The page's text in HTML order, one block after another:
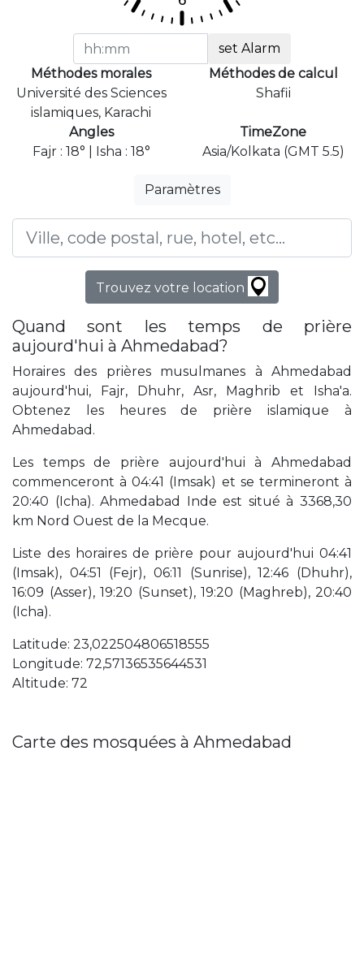
set Alarm
Méthodes morales
Université des Sciences
islamiques, Karachi
Méthodes de calcul
Shafii
Angles
Fajr : 18° | Isha : 18°
TimeZone
Asia/Kolkata (GMT 5.5)
Paramètres
Trouvez votre location
Quand sont les temps de prière
aujourd'hui à Ahmedabad?
Horaires des prières musulmanes à Ahmedabad
aujourd'hui, Fajr, Dhuhr, Asr, Maghrib et Isha'a.
Obtenez les heures de prière islamique à
Ahmedabad.
Les temps de prière aujourd'hui à Ahmedabad
commenceront à 04:41 (Imsak) et se termineront à
20:40 (Icha). Ahmedabad Inde est situé à 3368,30
km Nord Ouest de la Mecque.
Liste des horaires de prière pour aujourd'hui 04:41
(Imsak), 04:51 (Fejr), 06:11 (Sunrise), 12:46 (Dhuhr),
16:09 (Asser), 19:20 (Sunset), 19:20 (Maghreb), 20:40
(Icha).
Latitude: 23,022504806518555
Longitude: 72,57136535644531
Altitude: 72
Carte des mosquées à Ahmedabad